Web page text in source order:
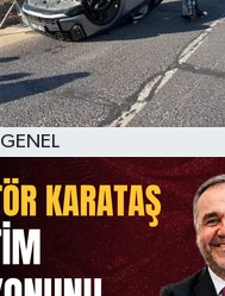
GENEL
KÜLTÜR SANAT
MAGAZİN
SAĞLIK
SİYASET
SPOR